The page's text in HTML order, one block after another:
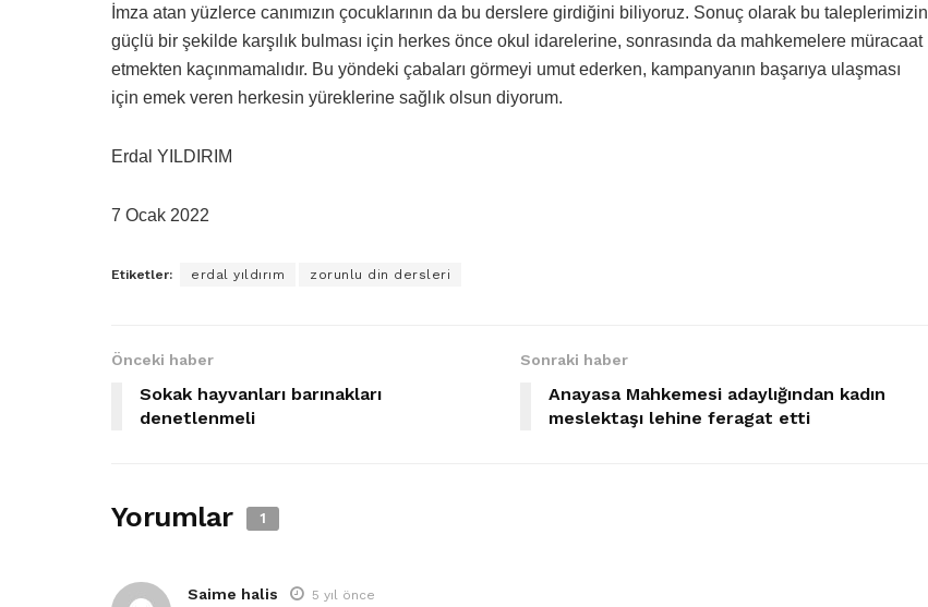
İmza atan yüzlerce canımızın çocuklarının da bu derslere girdiğini biliyoruz. Sonuç olarak bu taleplerimizin
güçlü bir şekilde karşılık bulması için herkes önce okul idarelerine, sonrasında da mahkemelere müracaat
etmekten kaçınmamalıdır. Bu yöndeki çabaları görmeyi umut ederken, kampanyanın başarıya ulaşması
için emek veren herkesin yüreklerine sağlık olsun diyorum.
Erdal YILDIRIM
7 Ocak 2022
Etiketler: erdal yıldırım zorunlu din dersleri
Önceki haber
Sokak hayvanları barınakları
denetlenmeli
Sonraki haber
Anayasa Mahkemesi adaylığından kadın
meslektaşı lehine feragat etti
Yorumlar 1
Saime halis 5 yıl önce